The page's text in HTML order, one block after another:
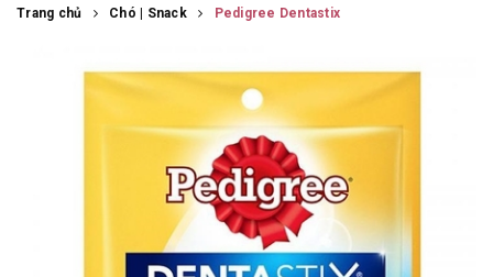
Trang chủ Chó | Snack Pedigree Dentastix